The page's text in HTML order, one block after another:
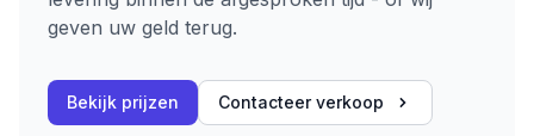
geven uw geld terug.
Bekijk prijzen Contacteer verkoop